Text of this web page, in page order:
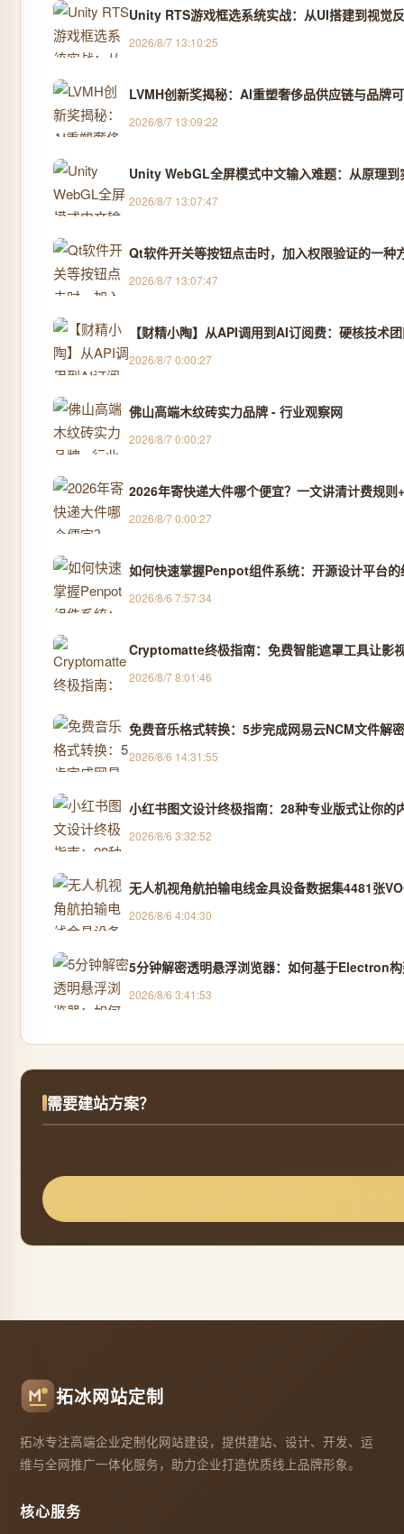
Unity RTS游戏框选系统实战：从UI搭建到视觉
2026/8/7 13:10:25
LVMH创新奖揭秘：AI重塑奢侈品供应链与品牌
2026/8/7 13:09:22
Unity WebGL全屏模式中文输入难题：从原理到
2026/8/7 13:07:47
Qt软件开关等按钮点击时，加入权限验证的一种
2026/8/7 13:07:47
【财精小陶】从API调用到AI订阅费：硬核技术
2026/8/7 0:00:27
佛山高端木纹砖实力品牌 - 行业观察网
2026/8/7 0:00:27
2026年寄快递大件哪个便宜？一文讲清计费规则
2026/8/7 0:00:27
如何快速掌握Penpot组件系统：开源设计平台的
2026/8/6 7:57:34
Cryptomatte终极指南：免费智能遮罩工具让影
2026/8/7 8:01:46
免费音乐格式转换：5步完成网易云NCM文件解
2026/8/6 14:31:55
小红书图文设计终极指南：28种专业版式让你的
2026/8/6 3:32:52
无人机视角航拍输电线金具设备数据集4481张
2026/8/6 4:04:30
5分钟解密透明悬浮浏览器：如何基于Electron
2026/8/6 3:41:53
需要建站方案？
拓冰网站定制
拓冰专注高端企业定制化网站建设，提供建站、设计、开发、运
维与全网推广一体化服务，助力企业打造优质线上品牌形象。
核心服务